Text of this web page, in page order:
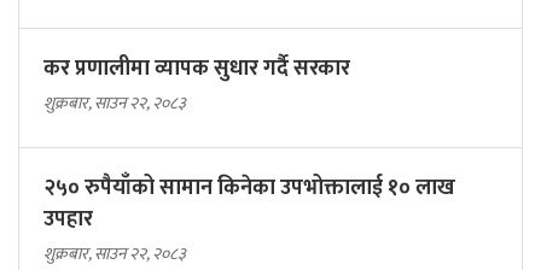
कर प्रणालीमा व्यापक सुधार गर्दै सरकार
शुक्रबार, साउन २२, २०८३
२५० रुपैयाँको सामान किनेका उपभोक्तालाई १० लाख
उपहार
शुक्रबार, साउन २२, २०८३